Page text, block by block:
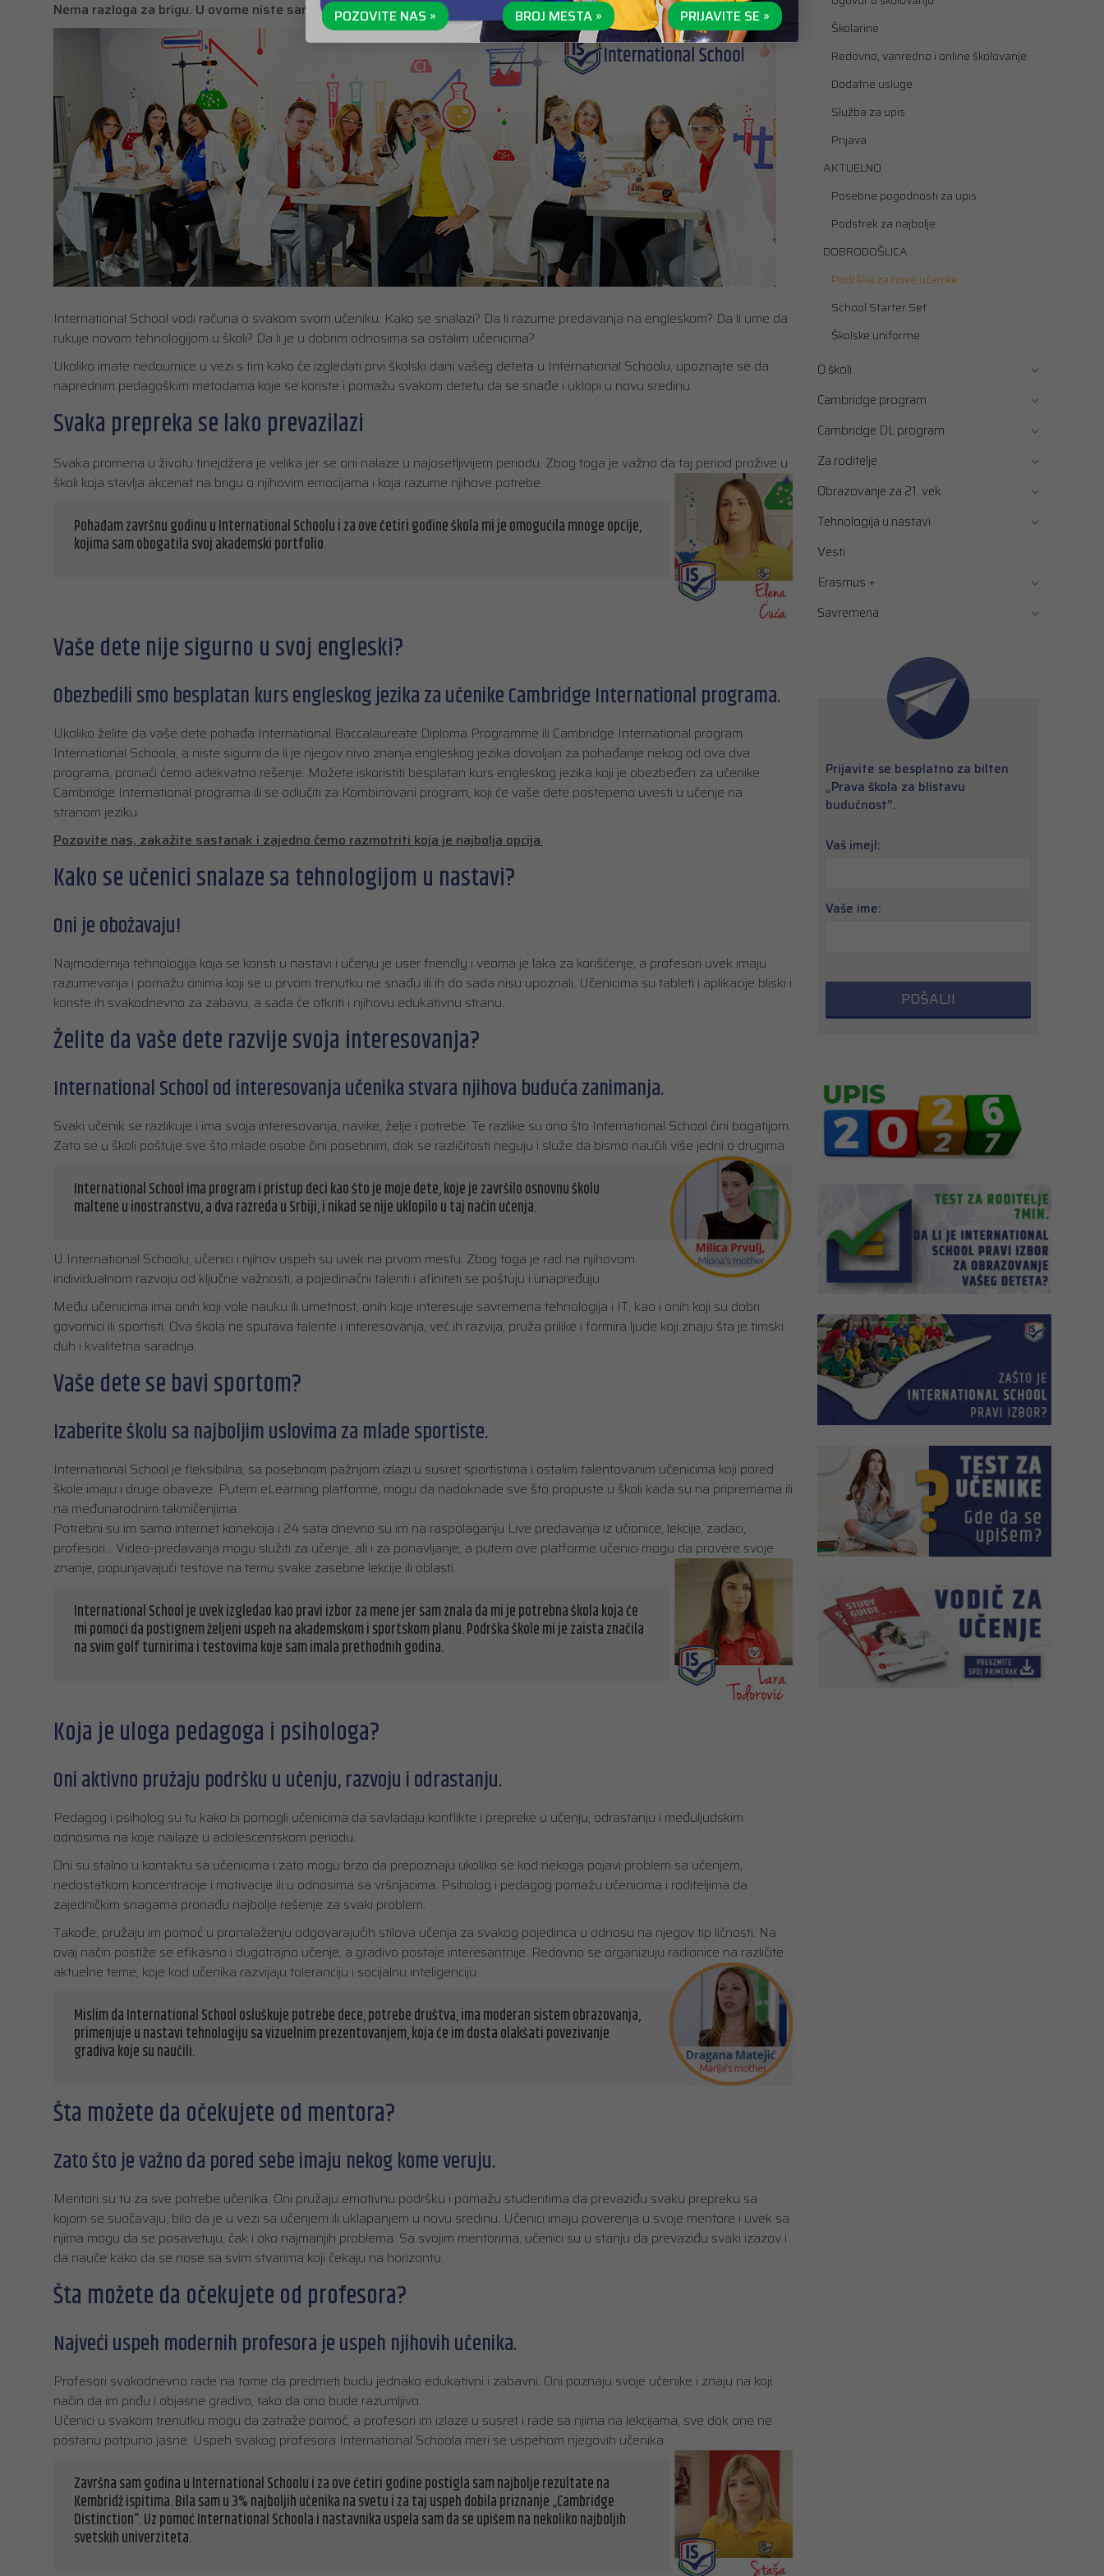
Nema razloga za brigu. U ovome niste sami.
International School vodi računa o svakom svom učeniku. Kako se snalazi? Da li razume predavanja na engleskom? Da li ume da
rukuje novom tehnologijom u školi? Da li je u dobrim odnosima sa ostalim učenicima?
Ukoliko imate nedoumice u vezi s tim kako će izgledati prvi školski dani vašeg deteta u International Schoolu, upoznajte se da
naprednim pedagoškim metodama koje se koriste i pomažu svakom detetu da se snađe i uklopi u novu sredinu.
Svaka prepreka se lako prevazilazi
Svaka promena u životu tinejdžera je velika jer se oni nalaze u najosetljivijem periodu. Zbog toga je važno da taj period prožive u
školi koja stavlja akcenat na brigu o njihovim emocijama i koja razume njihove potrebe.
Pohađam završnu godinu u International Schoolu i za ove četiri godine škola mi je omogućila mnoge opcije,
kojima sam obogatila svoj akademski portfolio.
Vaše dete nije sigurno u svoj engleski?
Obezbedili smo besplatan kurs engleskog jezika za učenike Cambridge International programa.
Ukoliko želite da vaše dete pohađa International Baccalaureate Diploma Programme ili Cambridge International program
International Schoola, a niste sigurni da li je njegov nivo znanja engleskog jezika dovoljan za pohađanje nekog od ova dva
programa, pronaći ćemo adekvatno rešenje. Možete iskoristiti besplatan kurs engleskog jezika koji je obezbeđen za učenike
Cambridge International programa ili se odlučiti za Kombinovani program, koji će vaše dete postepeno uvesti u učenje na
stranom jeziku.
Pozovite nas, zakažite sastanak i zajedno ćemo razmotriti koja je najbolja opcija.
Kako se učenici snalaze sa tehnologijom u nastavi?
Oni je obožavaju!
Najmodernija tehnologija koja se koristi u nastavi i učenju je user friendly i veoma je laka za korišćenje, a profesori uvek imaju
razumevanja i pomažu onima koji se u prvom trenutku ne snađu ili ih do sada nisu upoznali. Učenicima su tableti i aplikacije bliski i
koriste ih svakodnevno za zabavu, a sada će otkriti i njihovu edukativnu stranu.
Želite da vaše dete razvije svoja interesovanja?
International School od interesovanja učenika stvara njihova buduća zanimanja.
Svaki učenik se razlikuje i ima svoja interesovanja, navike, želje i potrebe. Te razlike su ono što International School čini bogatijom.
Zato se u školi poštuje sve što mlade osobe čini posebnim, dok se različitosti neguju i služe da bismo naučili više jedni o drugima.
International School ima program i pristup deci kao što je moje dete, koje je završilo osnovnu školu
maltene u inostranstvu, a dva razreda u Srbiji, i nikad se nije uklopilo u taj način učenja.
U International Schoolu, učenici i njihov uspeh su uvek na prvom mestu. Zbog toga je rad na njihovom
individualnom razvoju od ključne važnosti, a pojedinačni talenti i afiniteti se poštuju i unapređuju.
Među učenicima ima onih koji vole nauku ili umetnost, onih koje interesuje savremena tehnologija i IT, kao i onih koji su dobri
govornici ili sportisti. Ova škola ne sputava talente i interesovanja, već ih razvija, pruža prilike i formira ljude koji znaju šta je timski
duh i kvalitetna saradnja.
Vaše dete se bavi sportom?
Izaberite školu sa najboljim uslovima za mlade sportiste.
International School je fleksibilna, sa posebnom pažnjom izlazi u susret sportistima i ostalim talentovanim učenicima koji pored
škole imaju i druge obaveze. Putem eLearning platforme, mogu da nadoknade sve što propuste u školi kada su na pripremama ili
na međunarodnim takmičenjima.
Potrebni su im samo internet konekcija i 24 sata dnevno su im na raspolaganju Live predavanja iz učionice, lekcije, zadaci,
profesori… Video-predavanja mogu služiti za učenje, ali i za ponavljanje, a putem ove platforme učenici mogu da provere svoje
znanje, popunjavajući testove na temu svake zasebne lekcije ili oblasti.
International School je uvek izgledao kao pravi izbor za mene jer sam znala da mi je potrebna škola koja će
mi pomoći da postignem željeni uspeh na akademskom i sportskom planu. Podrška škole mi je zaista značila
na svim golf turnirima i testovima koje sam imala prethodnih godina.
Koja je uloga pedagoga i psihologa?
Oni aktivno pružaju podršku u učenju, razvoju i odrastanju.
Pedagog i psiholog su tu kako bi pomogli učenicima da savladaju konflikte i prepreke u učenju, odrastanju i međuljudskim
odnosima na koje nailaze u adolescentskom periodu.
Oni su stalno u kontaktu sa učenicima i zato mogu brzo da prepoznaju ukoliko se kod nekoga pojavi problem sa učenjem,
nedostatkom koncentracije i motivacije ili u odnosima sa vršnjacima. Psiholog i pedagog pomažu učenicima i roditeljima da
zajedničkim snagama pronađu najbolje rešenje za svaki problem.
Takođe, pružaju im pomoć u pronalaženju odgovarajućih stilova učenja za svakog pojedinca u odnosu na njegov tip ličnosti. Na
ovaj način postiže se efikasno i dugotrajno učenje, a gradivo postaje interesantnije. Redovno se organizuju radionice na različite
aktuelne teme, koje kod učenika razvijaju toleranciju i socijalnu inteligenciju.
Mislim da International School osluškuje potrebe dece, potrebe društva, ima moderan sistem obrazovanja,
primenjuje u nastavi tehnologiju sa vizuelnim prezentovanjem, koja će im dosta olakšati povezivanje
gradiva koje su naučili.
Šta možete da očekujete od mentora?
Zato što je važno da pored sebe imaju nekog kome veruju.
Mentori su tu za sve potrebe učenika. Oni pružaju emotivnu podršku i pomažu studentima da prevaziđu svaku prepreku sa
kojom se suočavaju, bilo da je u vezi sa učenjem ili uklapanjem u novu sredinu. Učenici imaju poverenja u svoje mentore i uvek sa
njima mogu da se posavetuju, čak i oko najmanjih problema. Sa svojim mentorima, učenici su u stanju da prevaziđu svaki izazov i
da nauče kako da se nose sa svim stvarima koji čekaju na horizontu.
Šta možete da očekujete od profesora?
Najveći uspeh modernih profesora je uspeh njihovih učenika.
Profesori svakodnevno rade na tome da predmeti budu jednako edukativni i zabavni. Oni poznaju svoje učenike i znaju na koji
način da im priđu i objasne gradivo, tako da ono bude razumljivo.
Učenici u svakom trenutku mogu da zatraže pomoć, a profesori im izlaze u susret i rade sa njima na lekcijama, sve dok one ne
postanu potpuno jasne. Uspeh svakog profesora International Schoola meri se uspehom njegovih učenika.
Završna sam godina u International Schoolu i za ove četiri godine postigla sam najbolje rezultate na
Kembridž ispitima. Bila sam u 3% najboljih učenika na svetu i za taj uspeh dobila priznanje „Cambridge
Distinction”. Uz pomoć International Schoola i nastavnika uspela sam da se upišem na nekoliko najboljih
svetskih univerziteta.
Školarine
Redovno, vanredno i online školovanje
Dodatne usluge
Služba za upis
Prijava
AKTUELNO
Posebne pogodnosti za upis
Podstrek za najbolje
DOBRODOŠLICA
Podrška za nove učenike
School Starter Set
Školske uniforme
O školi
Cambridge program
Cambridge DL program
Za roditelje
Obrazovanje za 21. vek
Tehnologija u nastavi
Vesti
Erasmus +
Savremena
Prijavite se besplatno za bilten
„Prava škola za blistavu
budućnost”.
Vaš imejl:
Vaše ime:
POZOVITE NAS » BROJ MESTA » PRIJAVITE SE »